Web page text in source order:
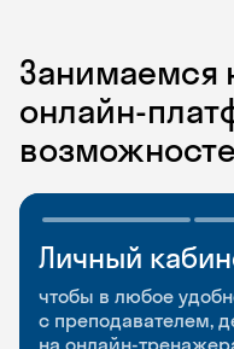
Занимаемся
онлайн-
Личный
чтобы в любое
с преподавателем,
на онлайн-
Мобильное
приложение
чтобы заниматься и
Разговорные
и Talks
Групповые занятия